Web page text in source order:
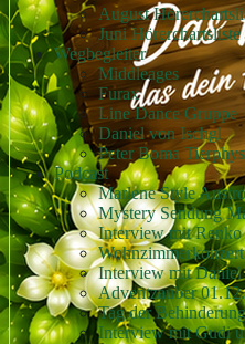
August
Juni Hörerchartsliste
Wegbegleiter
Middleages
Furax
Line Dance Gruppe
Daniel von Ischgl
Peter Boma
Podcast
Marlene Style
Mystery Sendung
Interview mit Renko
Interview mit
Adventzauber
Tag der
Interview mit Gudi